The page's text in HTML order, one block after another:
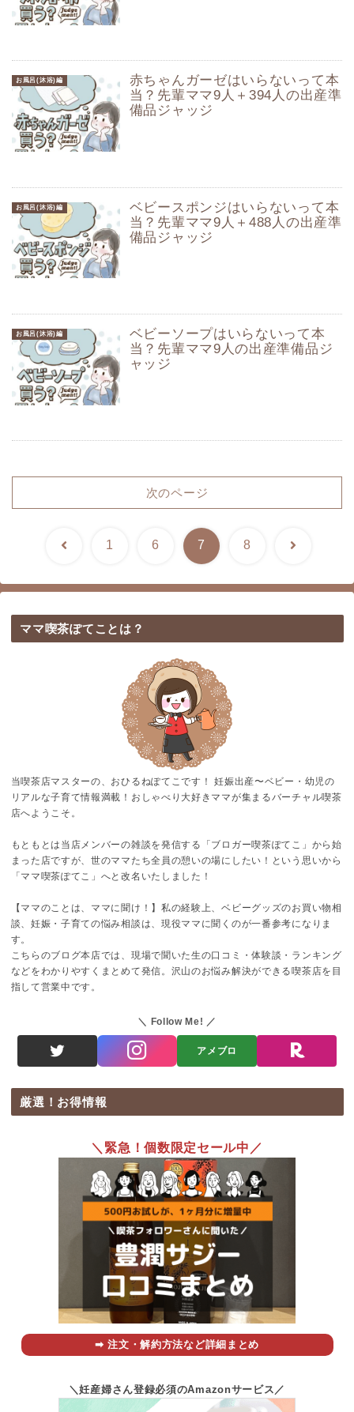
お風呂(沐浴)編
赤ちゃんガーゼはいらないって本
当？先輩ママ9人＋394人の出産準
備品ジャッジ
お風呂(沐浴)編
ベビースポンジはいらないって本
当？先輩ママ9人＋488人の出産準
備品ジャッジ
お風呂(沐浴)編
ベビーソープはいらないって本
当？先輩ママ9人の出産準備品ジ
ャッジ
次のページ
前 1 6 7 8 次
ママ喫茶ぽてことは？
当喫茶店マスターの、おひるねぽてこです！ 妊娠出産〜ベビー・幼児の
リアルな子育て情報満載！おしゃべり大好きママが集まるバーチャル喫茶
店へようこそ。
もともとは当店メンバーの雑談を発信する「ブロガー喫茶ぽてこ」から始
まった店ですが、世のママたち全員の憩いの場にしたい！という思いから
「ママ喫茶ぽてこ」へと改名いたしました！
【ママのことは、ママに聞け！】私の経験上、ベビーグッズのお買い物相
談、妊娠・子育ての悩み相談は、現役ママに聞くのが一番参考になりま
す。
こちらのブログ本店では、現場で聞いた生の口コミ・体験談・ランキング
などをわかりやすくまとめて発信。沢山のお悩み解決ができる喫茶店を目
指して営業中です。
Follow Me!
アメブロ
厳選！お得情報
＼緊急！個数限定セール中／
➡︎ 注文・解約方法など詳細まとめ
＼妊産婦さん登録必須のAmazonサービス／